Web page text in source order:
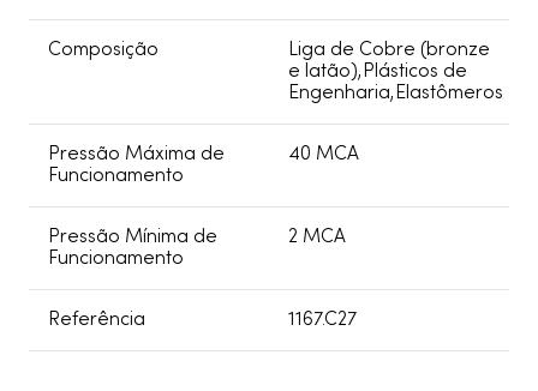
Composição
Liga de Cobre (bronze
e latão),Plásticos de
Engenharia,Elastômeros
Pressão Máxima de
Funcionamento
40 MCA
Pressão Mínima de
Funcionamento
2 MCA
Referência 1167.C27